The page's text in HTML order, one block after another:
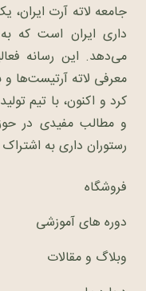
جامعه لاته آرت
داری ایران است که
معرفی لاته آرتیست‌ها و
کرد و اکنون، با تیم
و مطالب مفیدی در
رستوران داری به
فروشگاه
دوره های آموزشی
وبلاگ و مقالات